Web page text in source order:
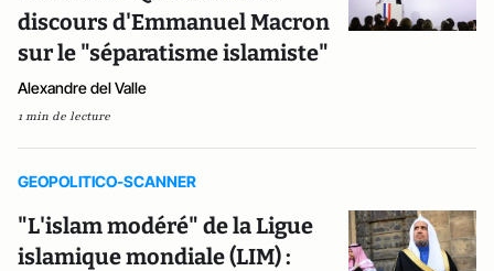
discours d'Emmanuel Macron
sur le "séparatisme islamiste"
Alexandre del Valle
1 min de lecture
GEOPOLITICO-SCANNER
"L'islam modéré" de la Ligue
islamique mondiale (LIM) :